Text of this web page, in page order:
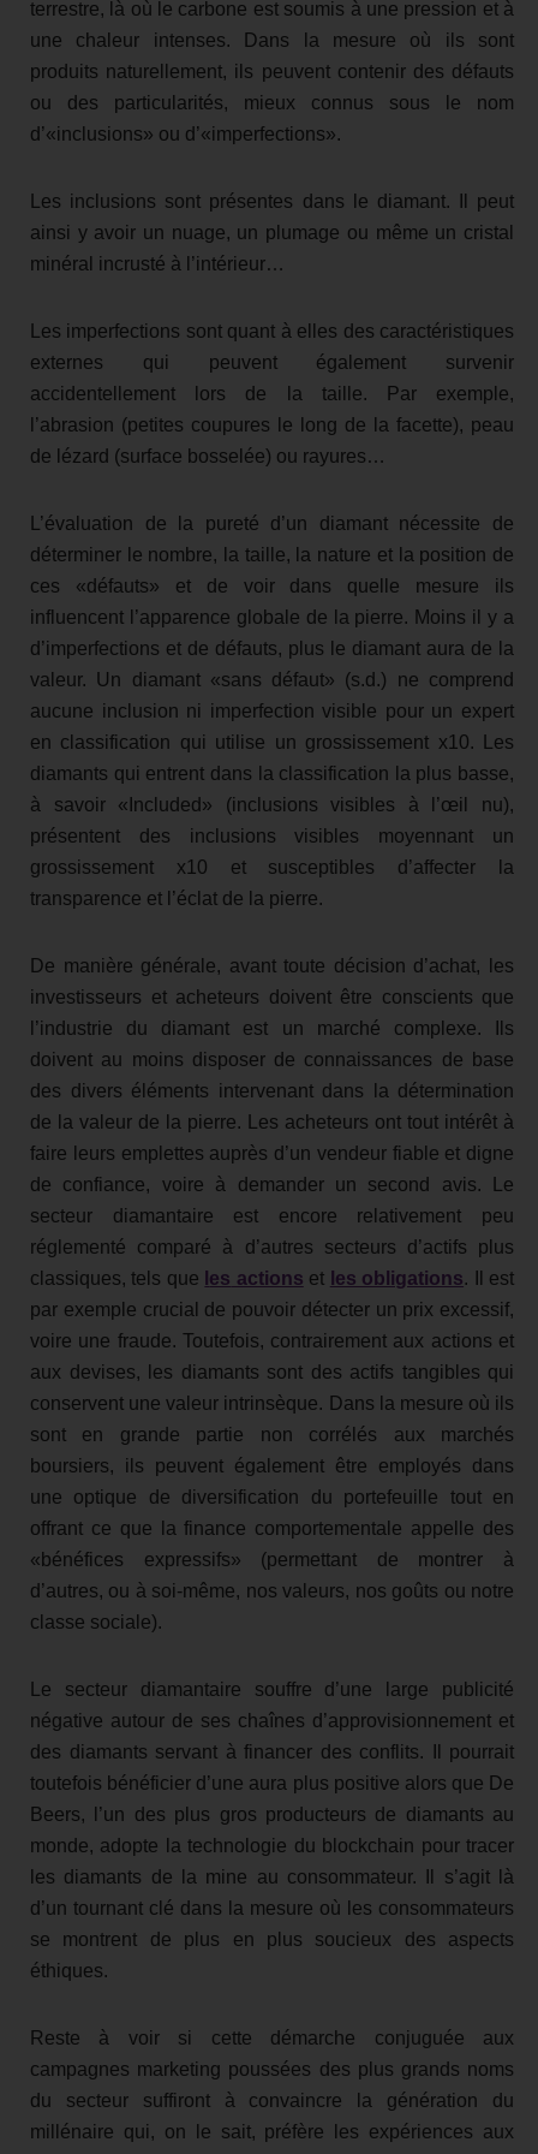
terrestre, là où le carbone est soumis à une pression et à
une chaleur intenses. Dans la mesure où ils sont
produits naturellement, ils peuvent contenir des défauts
ou des particularités, mieux connus sous le nom
d’«inclusions» ou d’«imperfections».
Les inclusions sont présentes dans le diamant. Il peut
ainsi y avoir un nuage, un plumage ou même un cristal
minéral incrusté à l’intérieur…
Les imperfections sont quant à elles des caractéristiques
externes qui peuvent également survenir
accidentellement lors de la taille. Par exemple,
l’abrasion (petites coupures le long de la facette), peau
de lézard (surface bosselée) ou rayures…
L’évaluation de la pureté d’un diamant nécessite de
déterminer le nombre, la taille, la nature et la position de
ces «défauts» et de voir dans quelle mesure ils
influencent l’apparence globale de la pierre. Moins il y a
d’imperfections et de défauts, plus le diamant aura de la
valeur. Un diamant «sans défaut» (s.d.) ne comprend
aucune inclusion ni imperfection visible pour un expert
en classification qui utilise un grossissement x10. Les
diamants qui entrent dans la classification la plus basse,
à savoir «Included» (inclusions visibles à l’œil nu),
présentent des inclusions visibles moyennant un
grossissement x10 et susceptibles d’affecter la
transparence et l’éclat de la pierre.
De manière générale, avant toute décision d’achat, les
investisseurs et acheteurs doivent être conscients que
l’industrie du diamant est un marché complexe. Ils
doivent au moins disposer de connaissances de base
des divers éléments intervenant dans la détermination
de la valeur de la pierre. Les acheteurs ont tout intérêt à
faire leurs emplettes auprès d’un vendeur fiable et digne
de confiance, voire à demander un second avis. Le
secteur diamantaire est encore relativement peu
réglementé comparé à d’autres secteurs d’actifs plus
classiques, tels que es actions et les obligations. Il est
par exemple crucial de pouvoir détecter un prix excessif,
voire une fraude. Toutefois, contrairement aux actions et
aux devises, les diamants sont des actifs tangibles qui
conservent une valeur intrinsèque. Dans la mesure où ils
sont en grande partie non corrélés aux marchés
boursiers, ils peuvent également être employés dans
une optique de diversification du portefeuille tout en
offrant ce que la finance comportementale appelle des
«bénéfices expressifs» (permettant de montrer à
d’autres, ou à soi-même, nos valeurs, nos goûts ou notre
classe sociale).
Le secteur diamantaire souffre d’une large publicité
négative autour de ses chaînes d’approvisionnement et
des diamants servant à financer des conflits. Il pourrait
toutefois bénéficier d’une aura plus positive alors que De
Beers, l’un des plus gros producteurs de diamants au
monde, adopte la technologie du blockchain pour tracer
les diamants de la mine au consommateur. Il s’agit là
d’un tournant clé dans la mesure où les consommateurs
se montrent de plus en plus soucieux des aspects
éthiques.
Reste à voir si cette démarche conjuguée aux
campagnes marketing poussées des plus grands noms
du secteur suffiront à convaincre la génération du
millénaire qui, on le sait, préfère les expériences aux